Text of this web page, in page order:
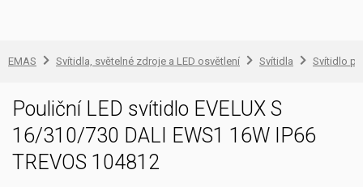
EMAS Svítidla, světelné zdroje a LED osvětlení Svítidla Svítidlo
Pouliční LED svítidlo EVELUX S
16/310/730 DALI EWS1 16W IP66
TREVOS 104812